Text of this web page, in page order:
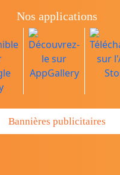
Nos applications
Bannières publicitaires